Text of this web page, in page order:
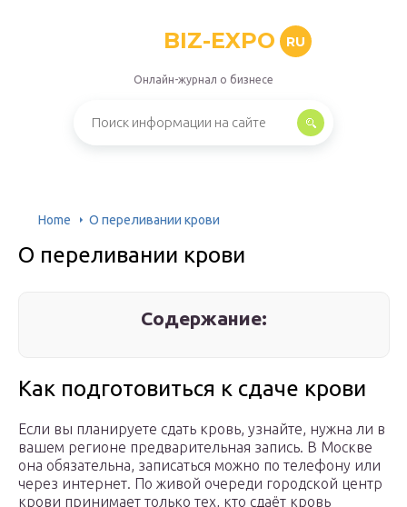
BIZ-EXPO RU
Онлайн-журнал о бизнесе
Home О переливании крови
О переливании крови
Содержание:
Как подготовиться к сдаче крови
Если вы планируете сдать кровь, узнайте, нужна ли в
вашем регионе предварительная запись. В Москве
она обязательна, записаться можно по телефону или
через интернет. По живой очереди городской центр
крови принимает только тех, кто сдаёт кровь